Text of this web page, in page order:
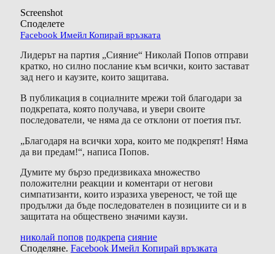
Screenshot
Споделете
Facebook Имейл Копирай връзката
Лидерът на партия „Сияние“ Николай Попов отправи
кратко, но силно послание към всички, които застават
зад него и каузите, които защитава.
В публикация в социалните мрежи той благодари за
подкрепата, която получава, и увери своите
последователи, че няма да се отклони от поетия път.
„Благодаря на всички хора, които ме подкрепят! Няма
да ви предам!“, написа Попов.
Думите му бързо предизвикаха множество
положителни реакции и коментари от негови
симпатизанти, които изразиха увереност, че той ще
продължи да бъде последователен в позициите си и в
защитата на обществено значими каузи.
николай попов подкрепа сияние
Споделяне. Facebook Имейл Копирай връзката